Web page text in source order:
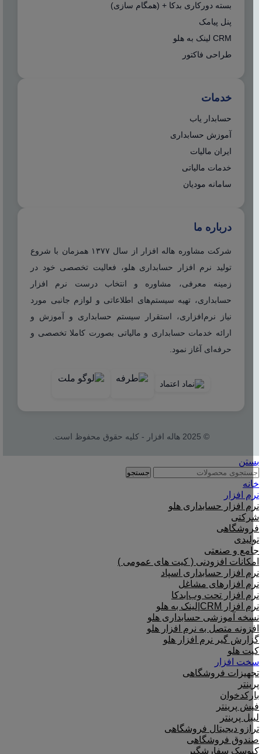
بسته دورکاری بدکا + (همگام سازی)
پنل پیامک
CRM لینک به هلو
طراحی فاکتور
خدمات
حسابدار یاب
آموزش حسابداری
ایران مالیات
خدمات مالیاتی
سامانه مودیان
درباره ما
شرکت مشاوره هاله افزار از سال ۱۳۷۷ همزمان با شروع
تولید نرم افزار حسابداری هلو، فعالیت تخصصی خود در
زمینه معرفی، مشاوره و انتخاب درست نرم افزار
حسابداری، تهیه سیستم‌های اطلاعاتی و لوازم جانبی مورد
نیاز نرم‌افزاری، استقرار سیستم حسابداری و آموزش و
ارائه خدمات حسابداری و مالیاتی بصورت کاملا تخصصی و
حرفه‌ای آغاز نمود.
© 2025 هاله افزار - کلیه حقوق محفوظ است.
بستن
جستجو
خانه
نرم افزار
نرم افزار حسابداری هلو
شرکتی
فروشگاهی
تولیدی
جامع و صنعتی
امکانات افزودنی ( کیت های عمومی )
نرم افزار حسابداری اسپاد
نرم افزارهای مشاغل
نرم افزار تحت وب|بدکا
نرم افزار CRM|لینک به هلو
نسخه آموزشی حسابداری هلو
افزونه متصل به نرم افزار هلو
گزارش گیر نرم افزار هلو
کیت هلو
سخت افزار
تجهیزات فروشگاهی
پرینتر
بارکدخوان
فیش پرینتر
لیبل پرینتر
ترازو دیجیتال فروشگاهی
صندوق فروشگاهی
کیوسک سفارشگیر